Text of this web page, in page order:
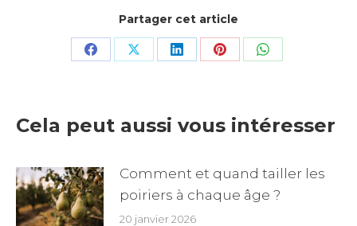
Partager cet article
Share Share Share Share Share
Cela peut aussi vous intéresser
Comment et quand tailler les
poiriers à chaque âge ?
20 janvier 2026